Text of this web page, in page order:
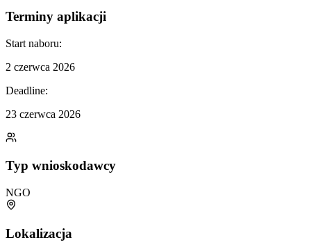
Terminy aplikacji
Start naboru:
2 czerwca 2026
Deadline:
23 czerwca 2026
Typ wnioskodawcy
NGO
Lokalizacja